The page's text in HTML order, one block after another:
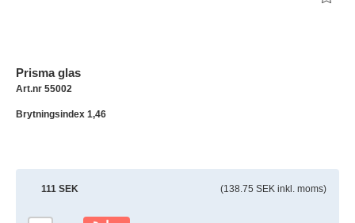
Prisma glas
Art.nr 55002
Brytningsindex 1,46
111 SEK (138.75 SEK inkl. moms)